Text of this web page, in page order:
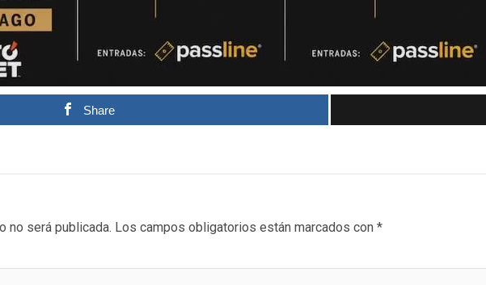
Share
no será publicada. Los campos obligatorios están marcados con *